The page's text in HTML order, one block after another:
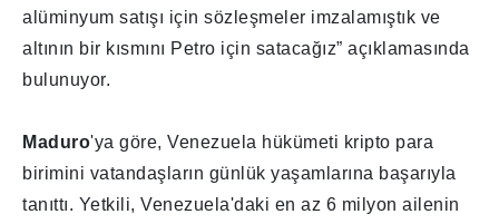
alüminyum satışı için sözleşmeler imzalamıştık ve
altının bir kısmını Petro için satacağız” açıklamasında
bulunuyor.
Maduro'ya göre, Venezuela hükümeti kripto para
birimini vatandaşların günlük yaşamlarına başarıyla
tanıttı. Yetkili, Venezuela'daki en az 6 milyon ailenin